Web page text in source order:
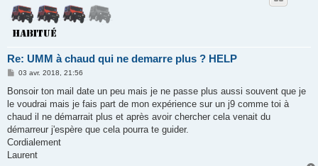
Re: UMM à chaud qui ne demarre plus ? HELP
M
s
a
g
03 avr. 2018, 21:56
Bonsoir ton mail date un peu mais je ne passe plus aussi souvent que je
le voudrai mais je fais part de mon expérience sur un j9 comme toi à
chaud il ne démarrait plus et après avoir chercher cela venait du
démarreur j'espère que cela pourra te guider.
Cordialement
Laurent